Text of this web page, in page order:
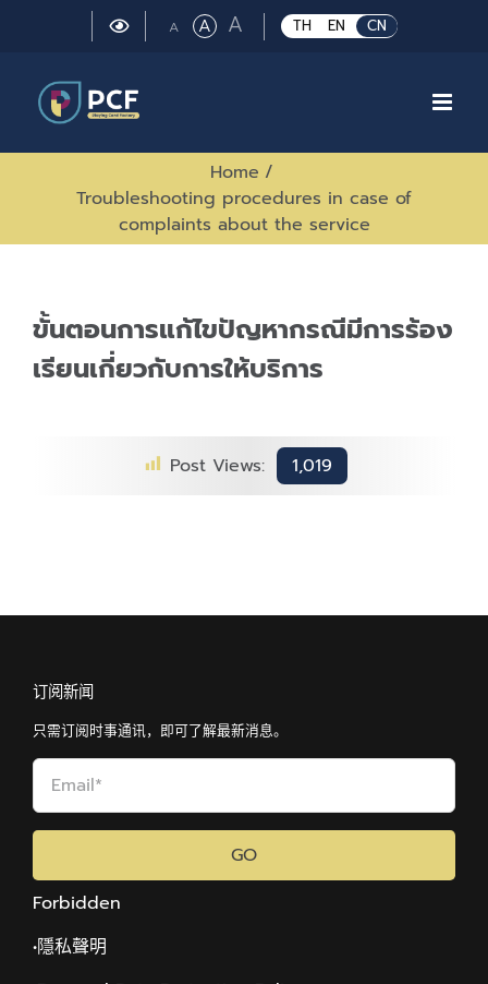
TH EN CN
A Small
ARegular
ALarge
font
Home /
Troubleshooting procedures in case of
complaints about the service
ขั้นตอนการแก้ไขปัญหากรณีมีการร้อง
เรียนเกี่ยวกับการให้บริการ
Post Views: 1,019
订阅新闻
只需订阅时事通讯，即可了解最新消息。
GO
Forbidden
•隱私聲明